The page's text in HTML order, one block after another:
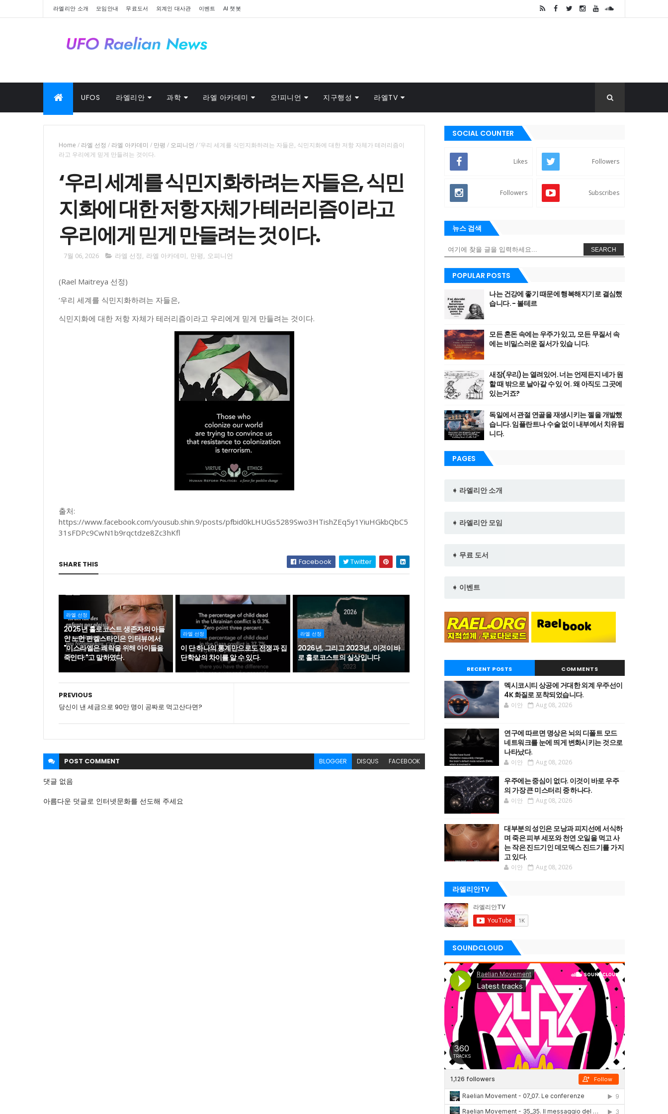
라엘리안 소개 모임안내 무료도서 외계인 대사관 이벤트 AI 챗봇
UFOS 라엘리안 과학 라엘 아카데미 오!피니언 지구행성 라엘TV
Home / 라엘 선정 / 라엘 아카데미 / 만평 / 오피니언 /‘우리 세계를 식민지화하려는 자들은, 식민지화에 대한 저항 자체가 테러리즘이
라고 우리에게 믿게 만들려는 것이다.
‘우리 세계를 식민지화하려는 자들은, 식민
지화에 대한 저항 자체가 테러리즘이라고
우리에게 믿게 만들려는 것이다.
7월 06, 2026 라엘 선정, 라엘 아카데미, 만평, 오피니언
(Rael Maitreya 선정)
‘우리 세계를 식민지화하려는 자들은,
식민지화에 대한 저항 자체가 테러리즘이라고 우리에게 믿게 만들려는 것이다.
출처:
https://www.facebook.com/yousub.shin.9/posts/pfbid0kLHUGs5289Swo3HTishZEq5y1YiuHGkbQbC5
31sFDPc9CwN1b9rqctdze8Zc3hKfl
SHARE THIS Facebook Twitter
라엘 선정
2025년 홀로코스트 생존자의 아들
인 노먼 핀켈스타인은 인터뷰에서
"이스라엘은 쾌락을 위해 아이들을
죽인다."고 말하였다.
라엘 선정
이 단 하나의 통계만으로도 전쟁과 집
단학살의 차이를 알 수 있다.
라엘 선정
2026년, 그리고 2023년, 이것이 바
로 홀로코스트의 실상입니다
PREVIOUS
당신이 낸 세금으로 90만 명이 공짜로 먹고산다면?
POST COMMENT BLOGGER DISQUS FACEBOOK
댓글 없음
아름다운 덧글로 인터넷문화를 선도해 주세요
SOCIAL COUNTER
Likes Followers
Followers Subscribes
뉴스 검색
SEARCH
POPULAR POSTS
나는 건강에 좋기 때문에 행복해지기로 결심했
습니다. - 볼테르
모든 혼돈 속에는 우주가 있고, 모든 무질서 속
에는 비밀스러운 질서가 있습 니다.
새장(우리)는 열려있어. 너는 언제든지 네가 원
할 때 밖으로 날아갈 수 있 어. 왜 아직도 그곳에
있는거죠?
독일에서 관절 연골을 재생시키는 젤을 개발했
습니다. 임플란트나 수술 없이 내부에서 치유됩
니다.
PAGES
➧ 라엘리안 소개
➧ 라엘리안 모임
➧ 무료 도서
➧ 이벤트
RECENT POSTS COMMENTS
멕시코시티 상공에 거대한 외계 우주선이
4K 화질로 포착되었습니다.
이안 Aug 08, 2026
연구에 따르면 명상은 뇌의 디폴트 모드
네트워크를 눈에 띄게 변화시키는 것으로
나타났다.
이안 Aug 08, 2026
우주에는 중심이 없다. 이것이 바로 우주
의 가장 큰 미스터리 중 하나다.
이안 Aug 08, 2026
대부분의 성인은 모낭과 피지선에 서식하
며 죽은 피부 세포와 천연 오일을 먹고 사
는 작은 진드기인 데모덱스 진드기를 가지
고 있다.
이안 Aug 08, 2026
라엘리안TV
SOUNDCLOUD